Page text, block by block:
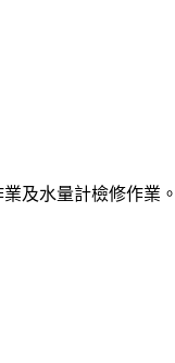
及水量計檢修作業。